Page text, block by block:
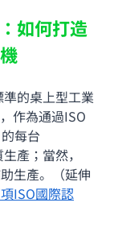
如何打造
的桌上型工業
作為通過ISO
每台
產；當然，
生產。（延伸
ISO國際認